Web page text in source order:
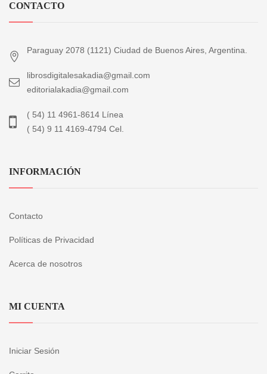
CONTACTO
Paraguay 2078 (1121) Ciudad de Buenos Aires, Argentina.
librosdigitalesakadia@gmail.com
editorialakadia@gmail.com
( 54) 11 4961-8614 Línea
( 54) 9 11 4169-4794 Cel.
INFORMACIÓN
Contacto
Políticas de Privacidad
Acerca de nosotros
MI CUENTA
Iniciar Sesión